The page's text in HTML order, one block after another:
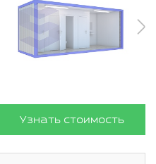
Узнать стоимость